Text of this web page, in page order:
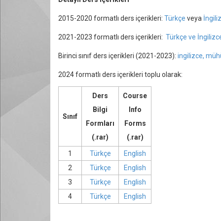
2015-2020 formatlı ders içerikleri: Türkçe veya
2021-2023 formatlı ders içerikleri: Türkçe ve
Birinci sınıf ders içerikleri (2021-2023): ingilizce,
2024 formatlı ders içerikleri toplu olarak:
Sınıf
Ders
Bilgi
Formları
(.rar)
Course
Info
Forms
(.rar)
1 Türkçe
English
2
Türkçe
English
3
Türkçe
English
4
Türkçe English